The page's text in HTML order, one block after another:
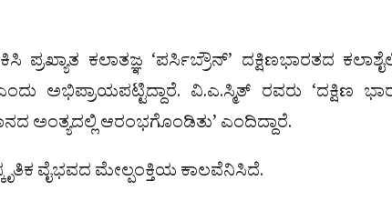
ಕಲಾತಜ್ಞ ‘ಪರ್ಸಿಬ್ರೌನ್’ ದಕ್ಷಿಣಭಾರತದ
ಅಭಿಪ್ರಾಯಪಟ್ಟಿದ್ದಾರೆ. ವಿ.ಎ.ಸ್ಮಿತ್ ರವರು ‘ದಕ್ಷಿಣ
ಅಂತ್ಯದಲ್ಲಿ ಆರಂಭಗೊಂಡಿತು’ ಎಂದಿದ್ದಾರೆ.
ವೈಭವದ ಮೇಲ್ಪಂಕ್ತಿಯ ಕಾಲವೆನಿಸಿದೆ.